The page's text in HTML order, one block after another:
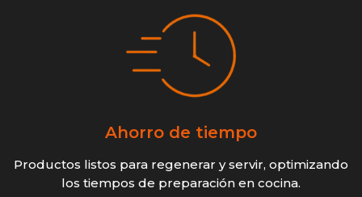
Ahorro de tiempo
Productos listos para regenerar y servir, optimizando
los tiempos de preparación en cocina.